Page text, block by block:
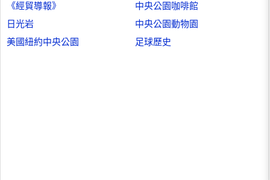
《經貿導報》
中央公園咖啡館
日光岩
中央公園動物園
美國紐約中央公園
足球歷史